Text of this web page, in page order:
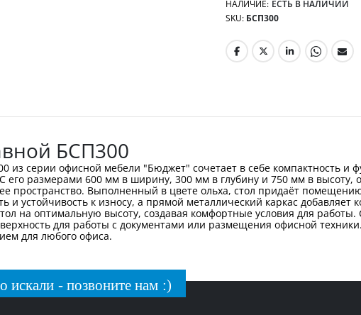
НАЛИЧИЕ: ЕСТЬ В НАЛИЧИИ
SKU БСП300
БСП300
из серии офисной мебели "Бюджет" сочетает в себе компактность и
его размерами 600 мм в ширину, 300 мм в глубину и 750 мм в высоту,
пространство. Выполненный в цвете ольха, стол придаёт
и устойчивость к износу, а прямой металлический каркас
на оптимальную высоту, создавая комфортные условия для
для работы с документами или размещения офисной
для любого офиса.
искали - позвоните нам :)